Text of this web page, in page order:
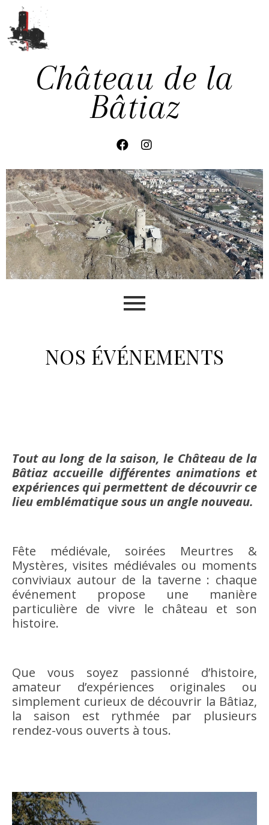
Château de la
Bâtiaz
NOS ÉVÉNEMENTS
Tout au long de la saison, le Château de la
Bâtiaz accueille différentes animations et
expériences qui permettent de découvrir ce
lieu emblématique sous un angle nouveau.
Fête médiévale, soirées Meurtres &
Mystères, visites médiévales ou moments
conviviaux autour de la taverne : chaque
événement propose une manière
particulière de vivre le château et son
histoire.
Que vous soyez passionné d’histoire,
amateur d’expériences originales ou
simplement curieux de découvrir la Bâtiaz,
la saison est rythmée par plusieurs
rendez-vous ouverts à tous.